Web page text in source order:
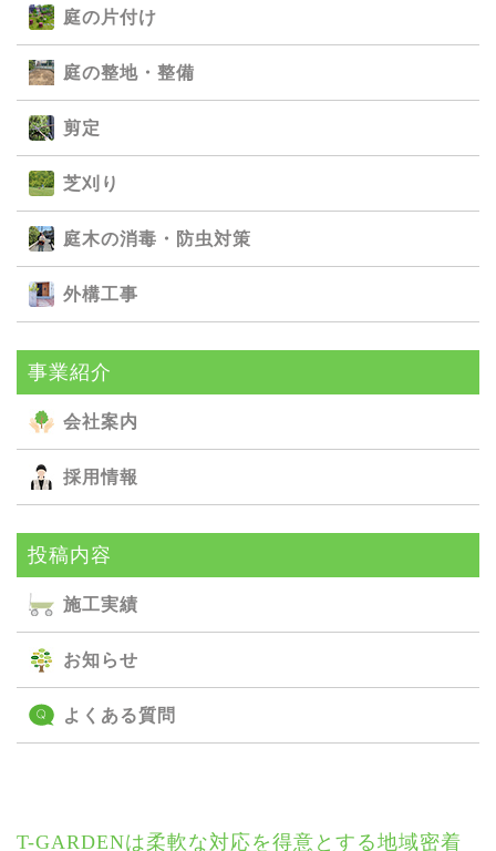
庭の⽚付け
庭の整地・整備
剪定
芝刈り
庭⽊の消毒・防⾍対策
外構⼯事
事業紹介
会社案内
採用情報
投稿内容
施⼯実績
お知らせ
よくある質問
T-GARDENは柔軟な対応を得意とする地域密着